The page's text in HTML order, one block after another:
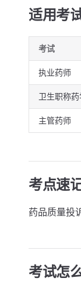
适用考
考试
执业药师
卫生职称药
主管药师
考点速
药品质量投
考试怎